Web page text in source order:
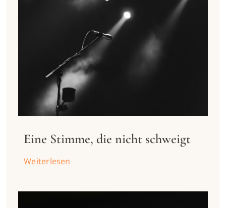
Eine Stimme, die nicht schweigt
Weiterlesen